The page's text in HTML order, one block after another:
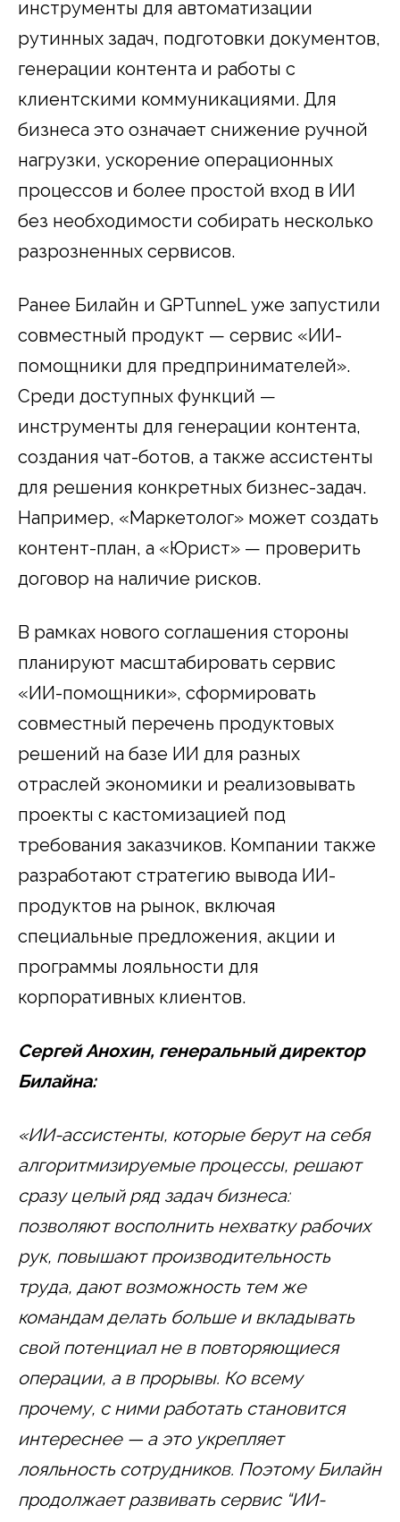
инструменты для автоматизации
рутинных задач, подготовки документов,
генерации контента и работы с
клиентскими коммуникациями. Для
бизнеса это означает снижение ручной
нагрузки, ускорение операционных
процессов и более простой вход в ИИ
без необходимости собирать несколько
разрозненных сервисов.
Ранее Билайн и GPTunneL уже запустили
совместный продукт — сервис «ИИ-
помощники для предпринимателей».
Среди доступных функций —
инструменты для генерации контента,
создания чат-ботов, а также ассистенты
для решения конкретных бизнес-задач.
Например, «Маркетолог» может создать
контент-план, а «Юрист» — проверить
договор на наличие рисков.
В рамках нового соглашения стороны
планируют масштабировать сервис
«ИИ-помощники», сформировать
совместный перечень продуктовых
решений на базе ИИ для разных
отраслей экономики и реализовывать
проекты с кастомизацией под
требования заказчиков. Компании также
разработают стратегию вывода ИИ-
продуктов на рынок, включая
специальные предложения, акции и
программы лояльности для
корпоративных клиентов.
Сергей Анохин, генеральный директор
Билайна:
«ИИ-ассистенты, которые берут на себя
алгоритмизируемые процессы, решают
сразу целый ряд задач бизнеса:
позволяют восполнить нехватку рабочих
рук, повышают производительность
труда, дают возможность тем же
командам делать больше и вкладывать
свой потенциал не в повторяющиеся
операции, а в прорывы. Ко всему
прочему, с ними работать становится
интереснее — а это укрепляет
лояльность сотрудников. Поэтому Билайн
продолжает развивать сервис “ИИ-